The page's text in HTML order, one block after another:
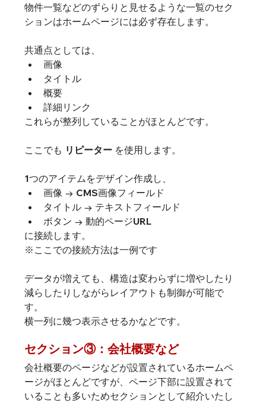
物件一覧などのずらりと見せるような一覧のセク
ションはホームページには必ず存在します。
共通点としては、
画像
タイトル
概要
詳細リンク
これらが整列していることがほとんどです。
ここでも リピーター を使用します。
1つのアイテムをデザイン作成し、
画像 → CMS画像フィールド
タイトル → テキストフィールド
ボタン → 動的ページURL
に接続します。
※ここでの接続方法は一例です
データが増えても、構造は変わらずに増やしたり
減らしたりしながらレイアウトも制御が可能で
す。
横一列に幾つ表示させるかなどです。
セクション③：会社概要など
会社概要のページなどが設置されているホームペ
ージがほとんどですが、ページ下部に設置されて
いることも多いためセクションとして紹介いたし